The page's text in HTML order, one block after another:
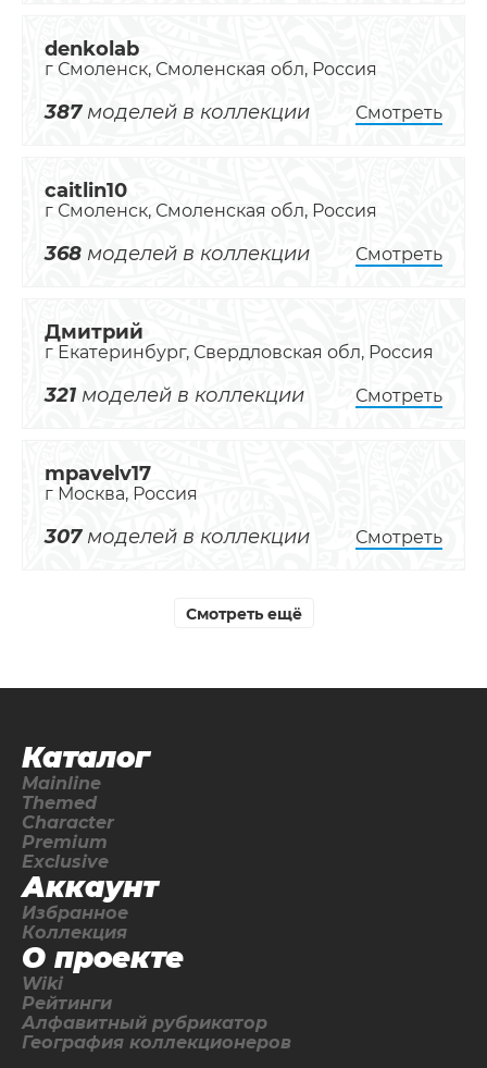
denkolab
г Смоленск, Смоленская обл, Россия
387моделей в коллекции Смотреть
caitlin10
г Смоленск, Смоленская обл, Россия
368 моделей в коллекции Смотреть
Дмитрий
г Екатеринбург, Свердловская обл, Россия
321 моделей в коллекции Смотреть
mpavelv17
г Москва, Россия
307моделей в коллекции Смотреть
Смотреть ещё
Каталог
Mainline
Themed
Character
Premium
Exclusive
Аккаунт
Избранное
Коллекция
О проекте
Wiki
Рейтинги
Алфавитный рубрикатор
География коллекционеров